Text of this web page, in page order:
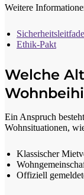
Weitere
Ethik-Pakt
Welche
Ein Anspruch
Wohnsituationen,
Klassischer
Offiziell